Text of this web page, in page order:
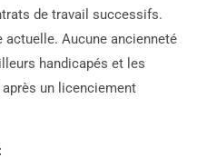
de travail successifs.
actuelle. Aucune ancienneté
handicapés et les
un licenciement